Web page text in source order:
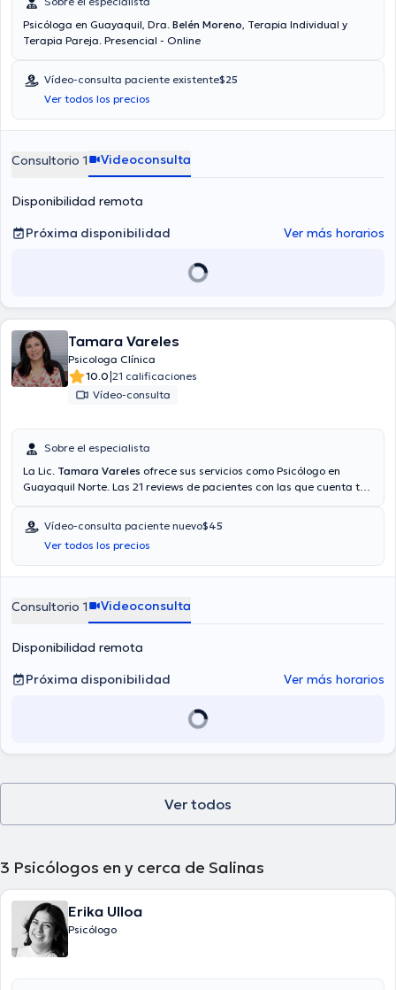
Psicóloga en Guayaquil, Dra. Belén Moreno, Terapia Individual y
Terapia Pareja. Presencial - Online
Vídeo-consulta paciente existente$25
Ver todos los precios
Consultorio 1 Videoconsulta
Disponibilidad remota
Próxima disponibilidad
Ver más horarios
Tamara Vareles
Psicologa Clínica
10.0|21 calificaciones
Vídeo-consulta
Sobre el especialista
La Lic. Tamara Vareles ofrece sus servicios como Psicólogo en
Guayaquil Norte. Las 21 reviews de pacientes con las que cuenta te
agendar una cita mediante videollamada. Aseguradoras tales
como Consulta privada son aceptadas. El precio de la consulta con
la licenciada Tamara Vareles es de $45. En su consultorio abarca
todo lo relacionado con Ansiedad, Codependencia, Depresión ,
Vídeo-consulta paciente nuevo$45
Ver todos los precios
Consultorio 1 Videoconsulta
Disponibilidad remota
Próxima disponibilidad
Ver más horarios
Ver todos
3 Psicólogos en y cerca de Salinas
Erika Ulloa
Psicólogo